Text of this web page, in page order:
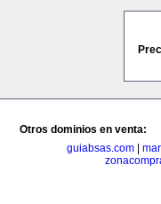
Otros dominios en venta:
guiabsas.com